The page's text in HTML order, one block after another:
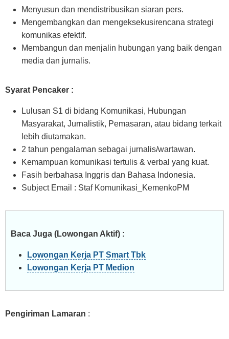
Menyusun dan mendistribusikan siaran pers.
Mengembangkan dan mengeksekusirencana strategi
komunikas efektif.
Membangun dan menjalin hubungạn yang baik dengan
media dan jurnalis.
Syarat Pencaker :
Lulusan S1 di bidang Komunikasi, Hubungan
Masyarakat, Jurnalistik, Pemasaran, atau bidang terkait
lebih diutamakan.
2 tahun pengalaman sebagai jurnalis/wartawan.
Kemampuan komunikasi tertulis & verbal yang kuat.
Fasih berbahasa Inggris dan Bahasa Indonesia.
Subject Email : Staf Komunikasi_KemenkoPM
Baca Juga (Lowongan Aktif) :
Lowongan Kerja PT Smart Tbk
Lowongan Kerja PT Medion
Pengiriman Lamaran :